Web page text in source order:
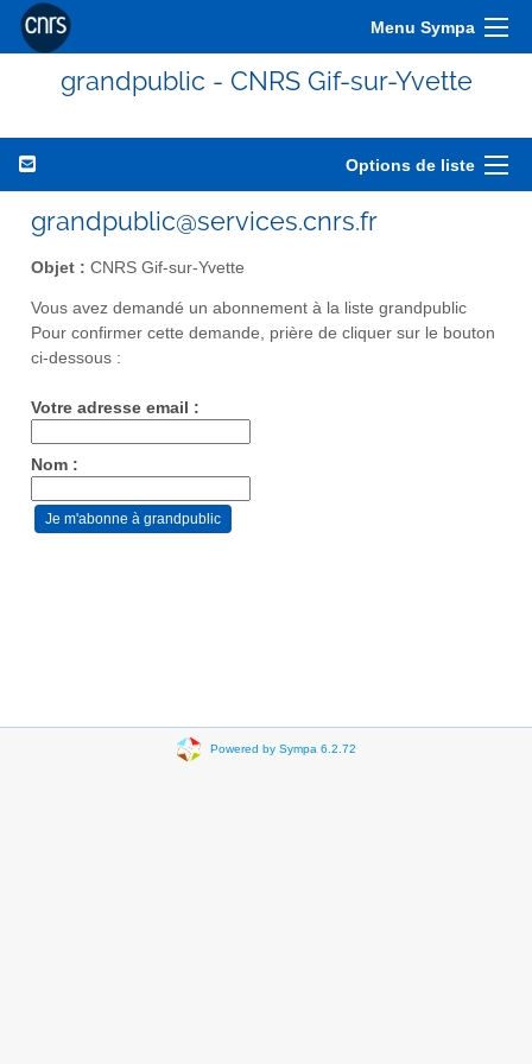
Menu Sympa
grandpublic - CNRS Gif-sur-Yvette
Options de liste
grandpublic@services.cnrs.fr
Objet : CNRS Gif-sur-Yvette
Vous avez demandé un abonnement à la liste grandpublic
Pour confirmer cette demande, prière de cliquer sur le bouton
ci-dessous :
Votre adresse email :
Nom :
Powered by Sympa 6.2.72